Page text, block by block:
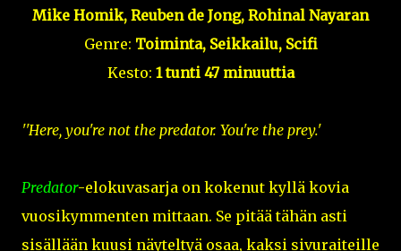
Mike Homik, Reuben de Jong, Rohinal Nayaran
Genre: Toiminta, Seikkailu, Scifi
Kesto: 1 tunti 47 minuuttia
''Here, you're not the predator. You're the prey.'
Predator-elokuvasarja on kokenut kyllä kovia
vuosikymmenten mittaan. Se pitää tähän asti
sisällään kuusi näyteltyä osaa, kaksi sivuraiteille